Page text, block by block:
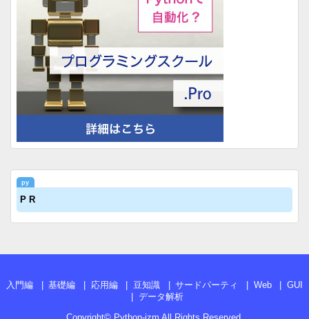
P R
入門編 基礎編 応用編 豆知識 サードパーティ Web
GUI
データ解析